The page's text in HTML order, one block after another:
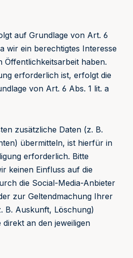
auf Grundlage von Art. 6
wir ein berechtigtes Interesse
Öffentlichkeitsarbeit haben.
erforderlich ist, erfolgt die
von Art. 6 Abs. 1 lit. a
zusätzliche Daten (z. B.
übermitteln, ist hierfür in
erforderlich. Bitte
keinen Einfluss auf die
die Social-Media-Anbieter
zur Geltendmachung Ihrer
B. Auskunft, Löschung)
an den jeweiligen